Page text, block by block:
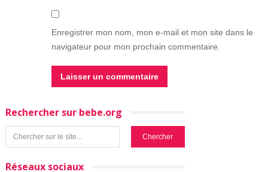
Enregistrer mon nom, mon e-mail et mon site dans le
navigateur pour mon prochain commentaire.
Rechercher sur bebe.org
Réseaux sociaux